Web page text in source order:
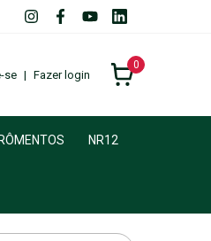
se | Fazer login
0
NR12